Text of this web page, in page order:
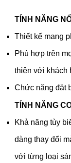
TÍNH NĂNG
Thiết kế mang
Phù hợp trên
thiện với khách
Chức năng đặt
TÍNH NĂNG
Khả năng tùy
dàng thay đổi
với từng loại